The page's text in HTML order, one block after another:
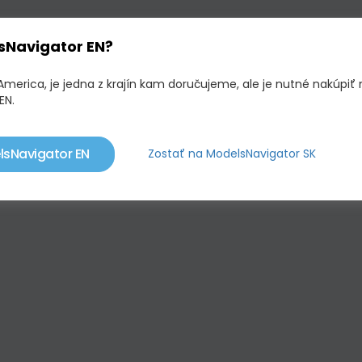
EN?
je jedna z krajín kam doručujeme, ale je nutné nakúpiť
EN Zostať na ModelsNavigator SK